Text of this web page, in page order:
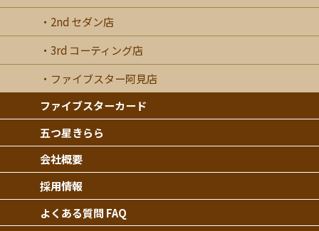
2nd セダン店
3rd コーティング店
ファイブスター阿見店
ファイブスターカード
五つ星きらら
会社概要
採用情報
よくある質問 FAQ